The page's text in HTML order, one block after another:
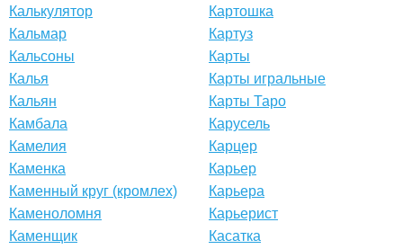
Калькулятор
Кальмар
Кальсоны
Калья
Кальян
Камбала
Камелия
Каменка
Каменный круг (кромлех)
Каменоломня
Каменщик
Картошка
Картуз
Карты
Карты игральные
Карты Таро
Карусель
Карцер
Карьер
Карьера
Карьерист
Касатка